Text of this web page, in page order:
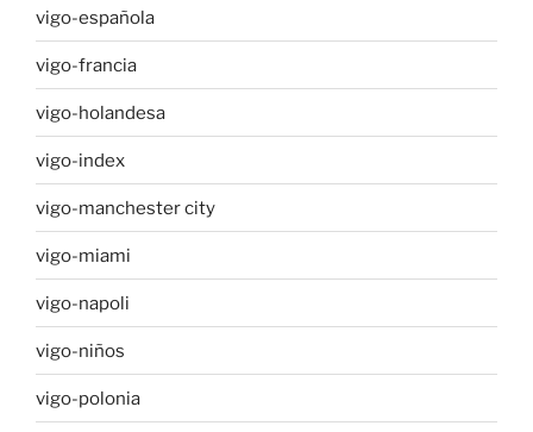
vigo-española
vigo-francia
vigo-holandesa
vigo-index
vigo-manchester city
vigo-miami
vigo-napoli
vigo-niños
vigo-polonia